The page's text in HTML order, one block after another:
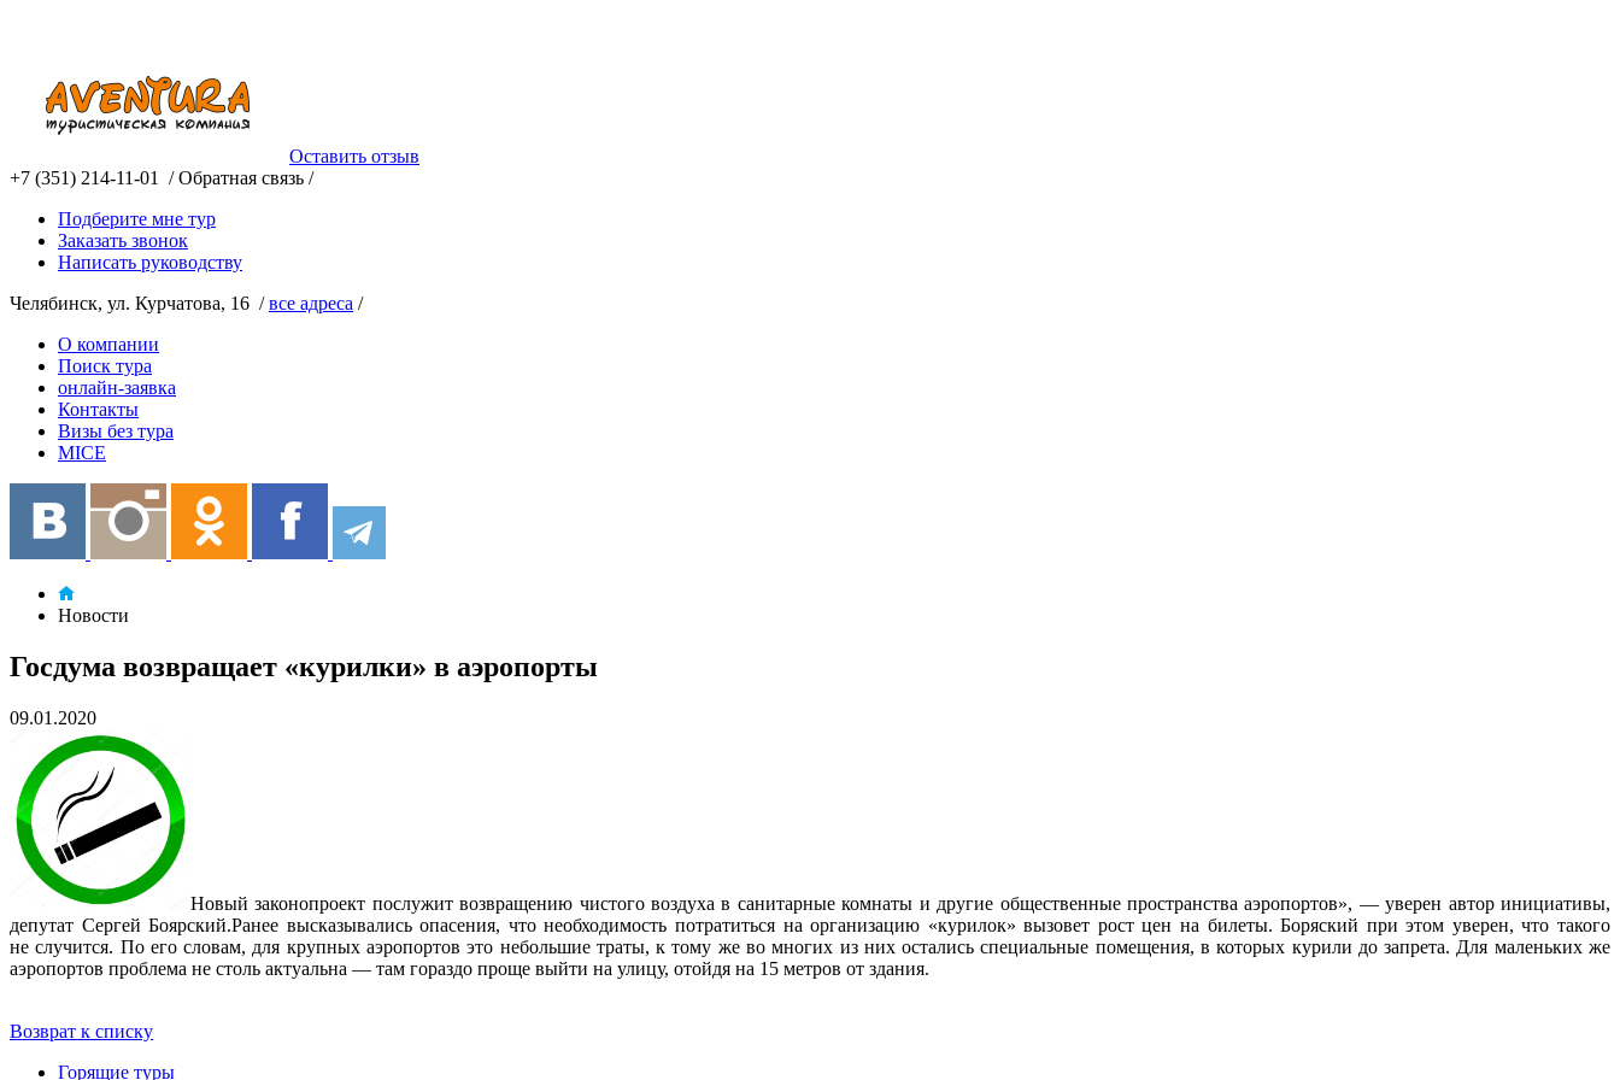
Оставить отзыв
+7 (351) 214-11-01 /Обратная связь /
Подберите мне тур
Заказать звонок
Написать руководству
Челябинск, ул. Курчатова, 16 /все адреса /
О компании
Поиск тура
онлайн-заявка
Контакты
Визы без тура
MICE
Новости
Госдума возвращает «курилки» в аэропорты
09.01.2020
Новый законопроект послужит возвращению чистого воздуха в санитарные комнаты и другие общественные пространства аэропортов», — уверен автор инициативы,
депутат Сергей Боярский.Ранее высказывались опасения, что необходимость потратиться на организацию «курилок» вызовет рост цен на билеты. Боряский при этом уверен, что такого
не случится. По его словам, для крупных аэропортов это небольшие траты, к тому же во многих из них остались специальные помещения, в которых курили до запрета. Для маленьких же
аэропортов проблема не столь актуальна — там гораздо проще выйти на улицу, отойдя на 15 метров от здания.
Возврат к списку
Горящие туры